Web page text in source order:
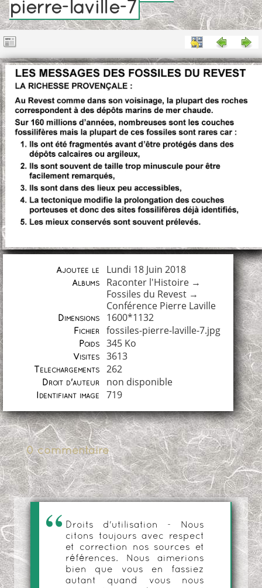
pierre-laville-7
Ajoutée le Lundi 18 Juin 2018
Albums Raconter l'Histoire→
Fossiles du Revest→
Conférence Pierre Laville
Dimensions 1600*1132
Fichier fossiles-pierre-laville-7.jpg
Poids 345 Ko
Visites 3613
Téléchargements 262
Droit d'auteur non disponible
Identifiant image 719
0 commentaire
Droits d'utilisation - Nous
citons toujours avec respect
et correction nos sources et
références. Nous aimerions
bien que vous en fassiez
autant quand vous nous